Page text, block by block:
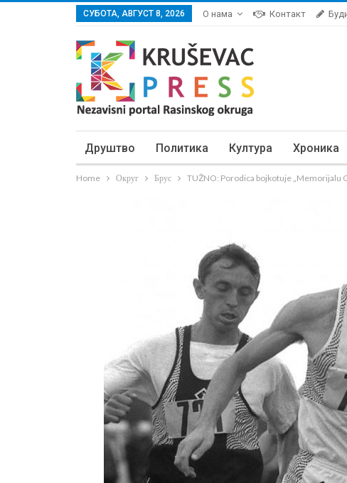
СУБОТА, АВГУСТ 8, 2026 О нама Контакт
Друштво Политика Култура Хроника
Home Округ Брус TUŽNO: Porodica bojkotuje „Memorijalu